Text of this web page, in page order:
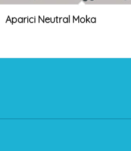
Aparici Neutral Moka